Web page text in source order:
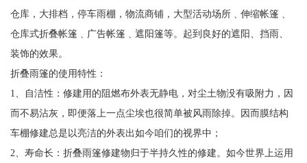
仓库，大排档，停车雨棚，物流商铺，大型活动场所﹑伸缩帐篷﹑
仓库式折叠帐篷﹑广告帐篷﹑遮阳篷等。起到良好的遮阳、挡雨、
装饰的效果。
折叠雨篷的使用特性：
1、自洁性：修建用的阻燃布外表无静电，对尘土物没有吸附力，因
而不易沾灰，即便落上一点尘埃也很简单被风雨除掉。因而膜结构
车棚修建总是以亮洁的外表出如今咱们的视界中；
2、寿命长：折叠雨篷修建物归于半持久性的修建。如今世界上运用